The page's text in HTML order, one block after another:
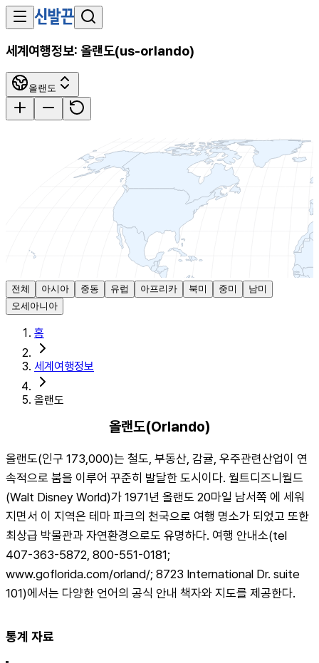
세계여행정보: 올랜도(us-orlando)
올랜도
전체 아시아 중동 유럽 아프리카 북미 중미
남미
오세아니아
홈
세계여행정보
올랜도
올랜도(Orlando)
올랜도(인구 173,000)는 철도, 부동산, 감귤, 우주관련산업이 연
속적으로 붐을 이루어 꾸준히 발달한 도시이다. 월트디즈니월드
(Walt Disney World)가 1971년 올랜도 20마일 남서쪽 에 세워
지면서 이 지역은 테마 파크의 천국으로 여행 명소가 되었고 또한
최상급 박물관과 자연환경으로도 유명하다. 여행 안내소(tel
407-363-5872, 800-551-0181;
www.goflorida.com/orland/; 8723 International Dr. suite
101)에서는 다양한 언어의 공식 안내 책자와 지도를 제공한다.
통계 자료